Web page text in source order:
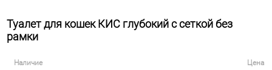
Туалет для кошек КИС глубокий с сеткой без
рамки
Наличие Цена